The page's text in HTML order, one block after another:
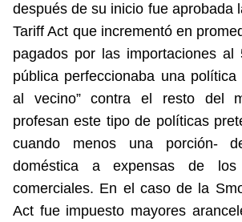
después de su inicio fue aprobada
Tariff Act que incrementó en
pagados por las importaciones al
pública perfeccionaba una política
al vecino” contra el resto del
profesan este tipo de políticas
cuando menos una porción-
doméstica a expensas de
comerciales. En el caso de la
Act fue impuesto mayores